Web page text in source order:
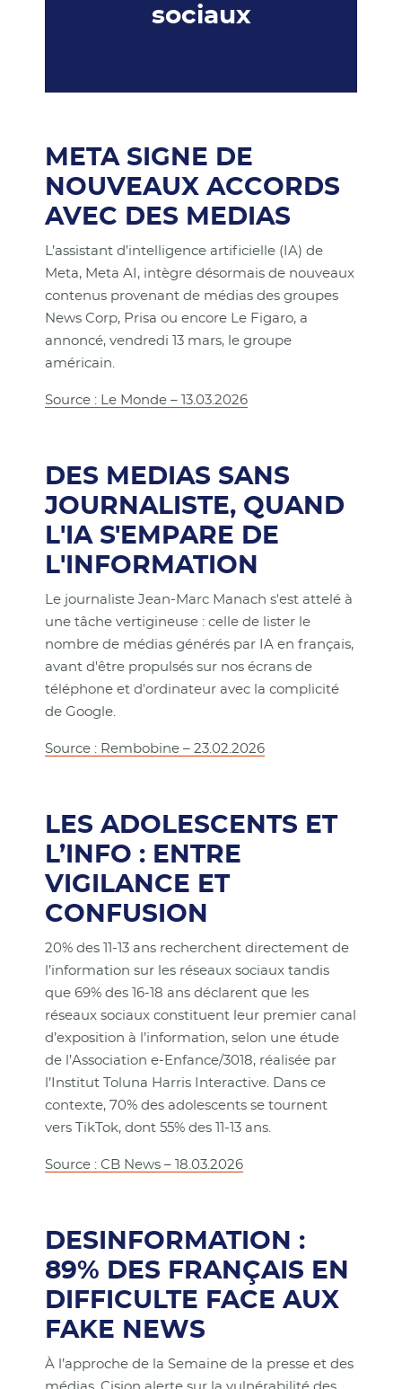
sociaux
META SIGNE DE
NOUVEAUX ACCORDS
AVEC DES MEDIAS
L’assistant d’intelligence artificielle (IA) de
Meta, Meta AI, intègre désormais de nouveaux
contenus provenant de médias des groupes
News Corp, Prisa ou encore Le Figaro, a
annoncé, vendredi 13 mars, le groupe
américain.
Source : Le Monde – 13.03.2026
DES MEDIAS SANS
JOURNALISTE, QUAND
L'IA S'EMPARE DE
L'INFORMATION
Le journaliste Jean-Marc Manach s'est attelé à
une tâche vertigineuse : celle de lister le
nombre de médias générés par IA en français,
avant d'être propulsés sur nos écrans de
téléphone et d'ordinateur avec la complicité
de Google.
Source : Rembobine – 23.02.2026
LES ADOLESCENTS ET
L’INFO : ENTRE
VIGILANCE ET
CONFUSION
20% des 11-13 ans recherchent directement de
l’information sur les réseaux sociaux tandis
que 69% des 16-18 ans déclarent que les
réseaux sociaux constituent leur premier canal
d’exposition à l’information, selon une étude
de l’Association e-Enfance/3018, réalisée par
l’Institut Toluna Harris Interactive. Dans ce
contexte, 70% des adolescents se tournent
vers TikTok, dont 55% des 11-13 ans.
Source : CB News – 18.03.2026
DESINFORMATION :
89% DES FRANÇAIS EN
DIFFICULTE FACE AUX
FAKE NEWS
À l’approche de la Semaine de la presse et des